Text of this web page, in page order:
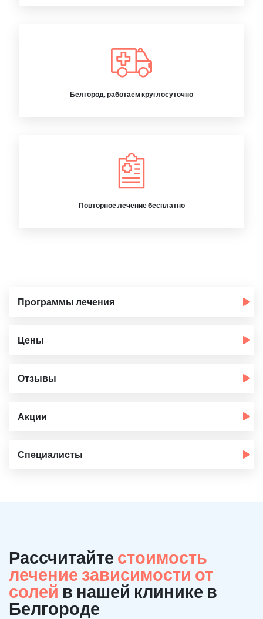
Белгород, работаем круглосуточно
Повторное лечение бесплатно
Программы лечения
Цены
Отзывы
Акции
Специалисты
Рассчитайте стоимость
лечение зависимости от
солей в нашей клинике в
Белгороде